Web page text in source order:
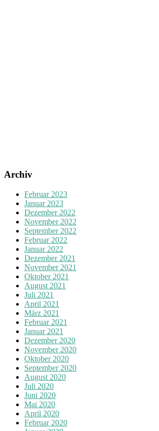
Archiv
Februar 2023
Januar 2023
Dezember 2022
November 2022
September 2022
Februar 2022
Januar 2022
Dezember 2021
November 2021
Oktober 2021
August 2021
Juli 2021
April 2021
März 2021
Februar 2021
Januar 2021
Dezember 2020
November 2020
Oktober 2020
September 2020
August 2020
Juli 2020
Juni 2020
Mai 2020
April 2020
Februar 2020